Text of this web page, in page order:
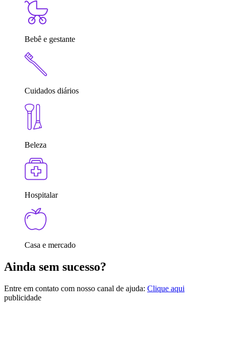
Bebê e gestante
Cuidados diários
Beleza
Hospitalar
Casa e mercado
Ainda sem sucesso?
Entre em contato com nosso canal de ajuda: Clique aqui
publicidade